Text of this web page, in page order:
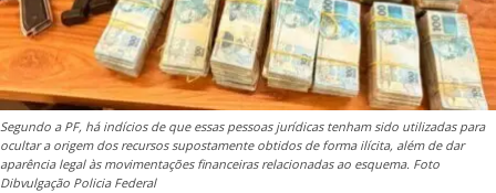
Segundo a PF, há indícios de que essas pessoas jurídicas tenham sido utilizadas para
ocultar a origem dos recursos supostamente obtidos de forma ilícita, além de dar
aparência legal às movimentações financeiras relacionadas ao esquema. Foto
Dibvulgação Policia Federal